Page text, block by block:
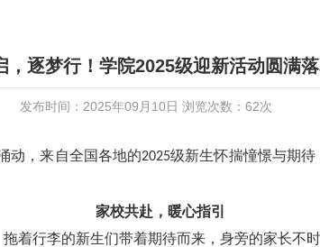
，逐梦行！学院2025级迎新活动圆满
发布时间：2025年09月10日 浏览次数： 62次
动，来自全国各地的2025级新生怀揣憧憬与期
家校共赴，暖心指引
着行李的新生们带着期待而来，身旁的家长不